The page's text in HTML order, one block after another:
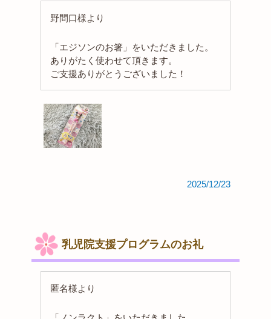
野間口様より
「エジソンのお箸」をいただきました。
ありがたく使わせて頂きます。
ご支援ありがとうございました！
2025/12/23
乳児院支援プログラムのお礼
匿名様より